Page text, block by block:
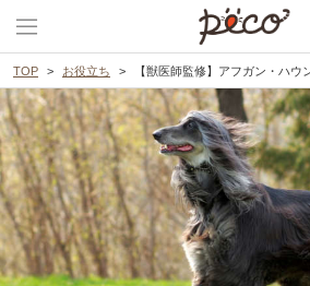
TOP お役立ち 【獣医師監修】アフガン・ハウンドの飼い方